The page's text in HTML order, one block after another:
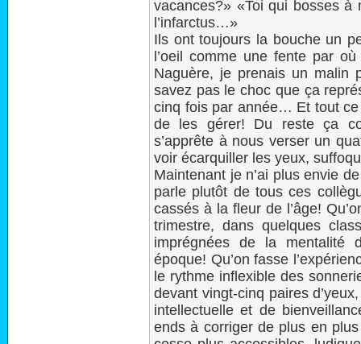
vacances?» «Toi qui bosses
l’infarctus…»
Ils ont toujours la bouche un
l’oeil comme une fente par
Naguère, je prenais un malin
savez pas le choc que ça
cinq fois par année… Et tout
de les gérer! Du reste ça
s’apprête à nous verser un
voir écarquiller les yeux,
Maintenant je n’ai plus envie
parle plutôt de tous ces
cassés à la fleur de l’âge!
trimestre, dans quelques
imprégnées de la mentalité
époque! Qu’on fasse
le rythme inflexible des
devant vingt-cinq paires
intellectuelle et de
ends à corriger de plus en